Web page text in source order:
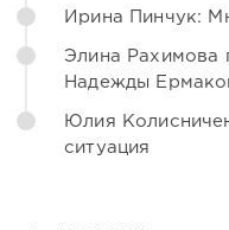
Ирина Пинчук:
Элина Рахимова
Надежды
Юлия
ситуация